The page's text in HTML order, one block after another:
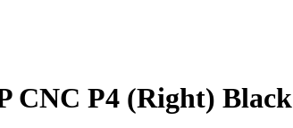
CNC P4 (Right) Black